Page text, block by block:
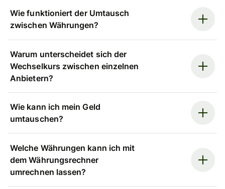
Wie funktioniert der Umtausch
zwischen Währungen?
Warum unterscheidet sich der
Wechselkurs zwischen einzelnen
Anbietern?
Wie kann ich mein Geld
umtauschen?
Welche Währungen kann ich mit
dem Währungsrechner
umrechnen lassen?